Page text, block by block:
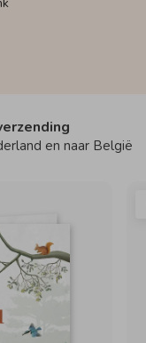
en naar België